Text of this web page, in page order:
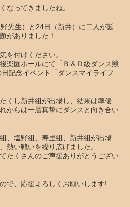
なってきましたね。
先生）と24日（新井）に二人が誕
がありました！
を付けください。
楽園ホールにて「Ｂ＆Ｄ級ダンス競
記念イベント「ダンスマイライフ
くし新井組が出場し、結果は準優
からは一層真摯にダンスと向き合い
、塩野組、寿里組、新井組が出場
熱い戦いを繰り広げました。
たくさんのご声援ありがとうござい
で、応援よろしくお願いします!